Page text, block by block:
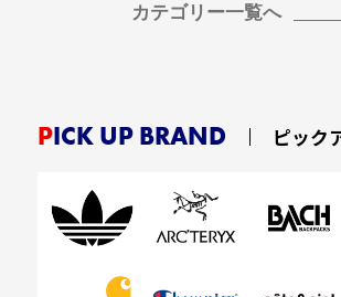
カテゴリー一覧へ
PICK UP BRAND ピック